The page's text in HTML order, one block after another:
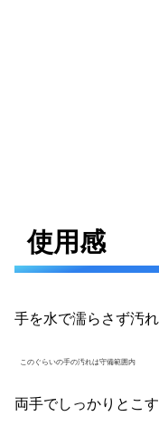
使用感
手を水で濡らさず汚
このぐらいの手の汚れは守備範囲内
両手でしっかりとこ